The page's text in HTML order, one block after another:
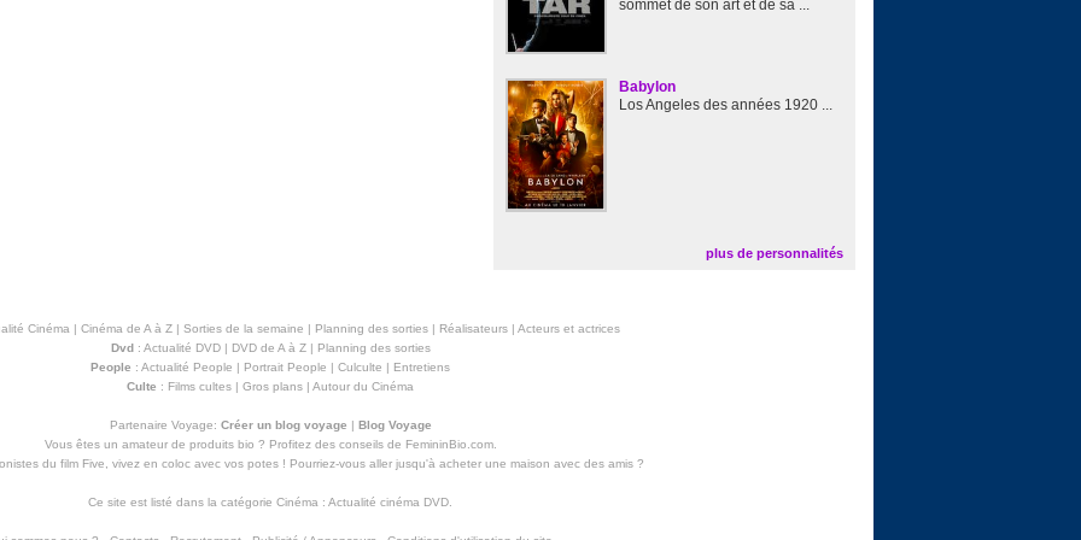
sommet de son art et de sa ...
Babylon
Los Angeles des années 1920 ...
plus de personnalités
Cinéma | Cinéma de A à Z| Sorties de la semaine | Planning des sorties| Réalisateurs| Acteurs et actrices
Dvd: Actualité DVD| DVD de A à Z| Planning des sorties
People : Actualité People | Portrait People | Culculte | Entretiens
Culte : Films cultes | Gros plans | Autour du Cinéma
Partenaire Voyage: Créer un blog voyage | Blog Voyage
Vous êtes un amateur de produits bio ? Profitez des conseils de FemininBio.com.
du film Five, vivez en coloc avec vos potes ! Pourriez-vous aller jusqu'à acheter une maison avec des amis?
Ce site est listé dans la catégorie Cinéma : Actualité cinéma DVD